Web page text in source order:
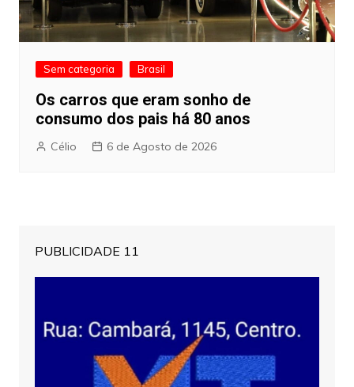
Sem categoria Brasil
Os carros que eram sonho de
consumo dos pais há 80 anos
Célio 6 de Agosto de 2026
PUBLICIDADE 11